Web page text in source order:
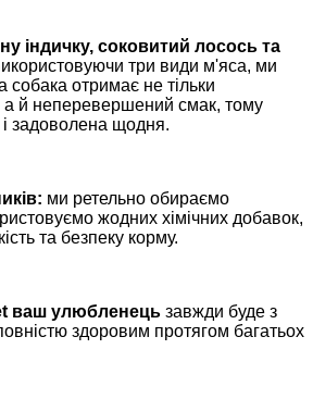
індичку, соковитий лосось та
три види м'яса, ми
отримає не тільки
а й неперевершений смак, тому
і задоволена щодня.
ми ретельно обираємо
жодних хімічних добавок,
та безпеку корму.
ваш улюбленець завжди буде з
здоровим протягом багатьох